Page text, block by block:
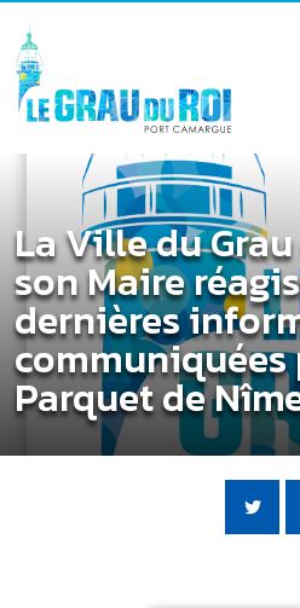
La Ville du
son Maire
dernières
communiquées
Parquet de